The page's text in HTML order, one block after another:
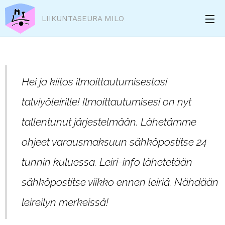
LIIKUNTASEURA MILO
Hei ja kiitos ilmoittautumisestasi
talviyöleirille! Ilmoittautumisesi on nyt
tallentunut järjestelmään. Lähetämme
ohjeet varausmaksuun sähköpostitse 24
tunnin kuluessa. Leiri-info lähetetään
sähköpostitse viikko ennen leiriä. Nähdään
leireilyn merkeissä!